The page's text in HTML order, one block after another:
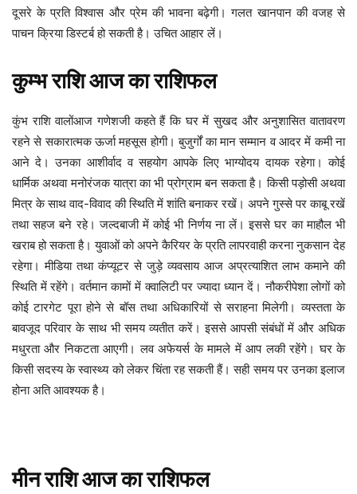
दूसरे के प्रति विश्वास और प्रेम की भावना बढ़ेगी। गलत खानपान की वजह से
पाचन क्रिया डिस्टर्ब हो सकती है। उचित आहार लें।
कुम्भराशिआजकाराशिफल
कुंभ राशि वालोंआज गणेशजी कहते हैं कि घर में सुखद और अनुशासित वातावरण
रहने से सकारात्मक ऊर्जा महसूस होगी। बुजुर्गों का मान सम्मान व आदर में कमी ना
आने दे। उनका आशीर्वाद व सहयोग आपके लिए भाग्योदय दायक रहेगा। कोई
धार्मिक अथवा मनोरंजक यात्रा का भी प्रोग्राम बन सकता है। किसी पड़ोसी अथवा
मित्र के साथ वाद-विवाद की स्थिति में शांति बनाकर रखें। अपने गुस्से पर काबू रखें
तथा सहज बने रहे। जल्दबाजी में कोई भी निर्णय ना लें। इससे घर का माहौल भी
खराब हो सकता है। युवाओं को अपने कैरियर के प्रति लापरवाही करना नुकसान देह
रहेगा। मीडिया तथा कंप्यूटर से जुड़े व्यवसाय आज अप्रत्याशित लाभ कमाने की
स्थिति में रहेंगे। वर्तमान कामों में क्वालिटी पर ज्यादा ध्यान दें। नौकरीपेशा लोगों को
कोई टारगेट पूरा होने से बॉस तथा अधिकारियों से सराहना मिलेगी। व्यस्तता के
बावजूद परिवार के साथ भी समय व्यतीत करें। इससे आपसी संबंधों में और अधिक
मधुरता और निकटता आएगी। लव अफेयर्स के मामले में आप लकी रहेंगे। घर के
किसी सदस्य के स्वास्थ्य को लेकर चिंता रह सकती हैं। सही समय पर उनका इलाज
होना अति आवश्यक है।
मीनराशिआजकाराशिफल